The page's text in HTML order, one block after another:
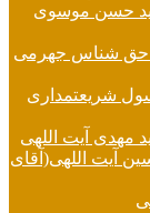
حسن موسوی
حق شناس جهرمی
شریعتمداری
مهدی آیت اللهی
آیت اللهی(آقای